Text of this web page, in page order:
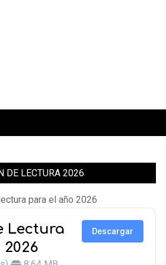
DE LECTURA 2026
para el año 2026
Lectura
Descargar